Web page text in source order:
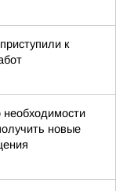
к
новые